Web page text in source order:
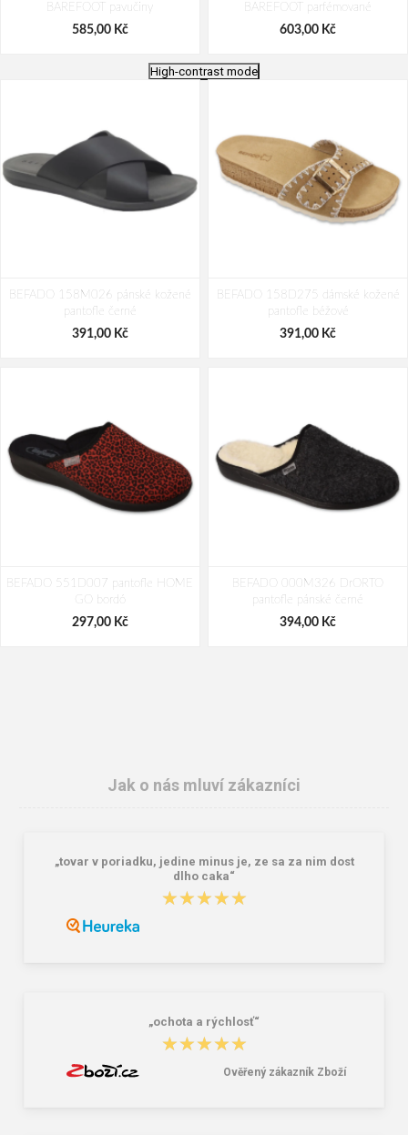
BAREFOOT pavučiny
585,00 Kč
BAREFOOT parfémované
603,00 Kč
BAREFOOT růžové
603,00 Kč
BAREFOOT CASUAL modré
687,00 Kč
High-contrast mode
BEFADO 158M026 pánské kožené
pantofle černé
391,00 Kč
BEFADO 158D275 dámské kožené
pantofle béžové
391,00 Kč
BEFADO 551D007 pantofle HOME
GO bordó
297,00 Kč
BEFADO 000M326 DrORTO
pantofle pánské černé
394,00 Kč
BEFADO 067D002 dámské
BEFADO 159D128 dámské pěnové
Jak o nás mluví zákazníci
„tovar v poriadku, jedine minus je, ze sa za nim dost
dlho caka“
★★★★★
★★★★★
„ochota a rýchlosť“
★★★★★
★★★★★
Ověřený zákazník Zboží